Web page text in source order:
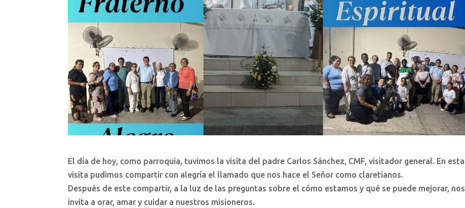
El día de hoy, como parroquia, tuvimos la visita del padre Carlos Sánchez, CMF, visitador general. En esta
visita pudimos compartir con alegría el llamado que nos hace el Señor como claretianos.
Después de este compartir, a la luz de las preguntas sobre el cómo estamos y qué se puede mejorar, nos
invita a orar, amar y cuidar a nuestros misioneros.